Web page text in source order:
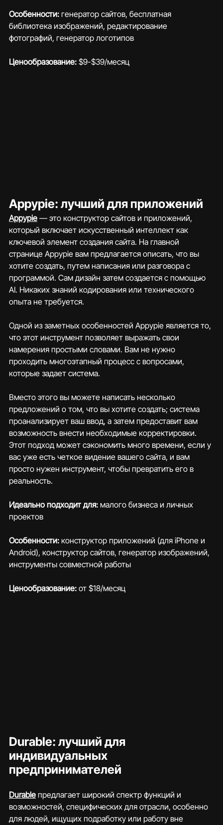
Особенности: генератор сайтов, бесплатная
библиотека изображений, редактирование
фотографий, генератор логотипов
Ценообразование: $9-$39/месяц
Appypie: лучший для приложений
Appypie — это конструктор сайтов и приложений,
который включает искусственный интеллект как
ключевой элемент создания сайта. На главной
странице Appypie вам предлагается описать, что вы
хотите создать, путем написания или разговора с
программой. Сам дизайн затем создается с помощью
AI. Никаких знаний кодирования или технического
опыта не требуется.
Одной из заметных особенностей Appypie является то,
что этот инструмент позволяет выражать свои
намерения простыми словами. Вам не нужно
проходить многоэтапный процесс с вопросами,
которые задает система.
Вместо этого вы можете написать несколько
предложений о том, что вы хотите создать; система
проанализирует ваш ввод, а затем предоставит вам
возможность внести необходимые корректировки.
Этот подход может сэкономить много времени, если у
вас уже есть четкое видение вашего сайта, и вам
просто нужен инструмент, чтобы превратить его в
реальность.
Идеально подходит для: малого бизнеса и личных
проектов
Особенности: конструктор приложений (для iPhone и
Android), конструктор сайтов, генератор изображений,
инструменты совместной работы
Ценообразование: от $18/месяц
Durable: лучший для
индивидуальных
предпринимателей
Durable предлагает широкий спектр функций и
возможностей, специфических для отрасли, особенно
для людей, ищущих подработку или работу вне